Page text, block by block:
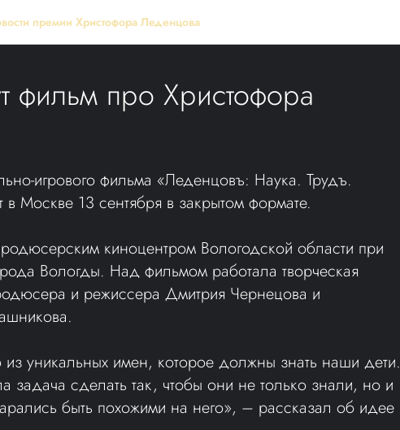
премии Христофора Леденцова
фильм про Христофора
игрового фильма «Леденцовъ: Наука. Трудъ.
Москве 13 сентября в закрытом формате.
киноцентром Вологодской области при
Вологды. Над фильмом работала творческая
и режиссера Дмитрия Чернецова и
уникальных имен, которое должны знать наши дети.
задача сделать так, чтобы они не только знали, но и
быть похожими на него», – рассказал об идее